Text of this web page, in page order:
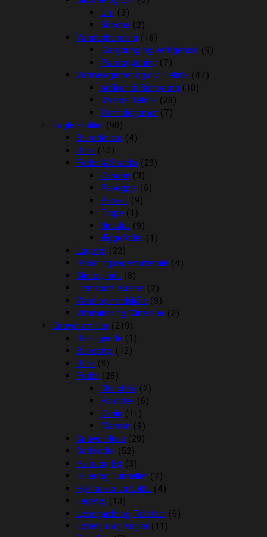
Lim (3)
Silicone (2)
Vandbehandling (16)
Klargøring og Vedligehold (9)
Plantegødning (7)
Varmelegemer og div. Teknik (47)
Artikler til Rengøring (10)
Diverse Teknik (28)
Varmelegemer (7)
Fugle artikler (90)
Bunddække (4)
Bure (10)
Foder & Snacks (29)
Kanarie (3)
Papegøje (6)
Parakit (9)
Trope (1)
Undulat (9)
Æggefoder (1)
Legetøj (22)
Reder og redemateriale (4)
Sidde pinde (8)
Transport Kasser (2)
Vand og madskåle (9)
Vitaminer og Mineraler (2)
Gnaver artikler (219)
Beroligende (1)
Bundstrø (12)
Bure (9)
Foder (28)
Chinchilla (2)
Hamster (6)
Kanin (11)
Marsvin (9)
Gnaver Huse (29)
Godbidder (52)
Halm og Hø (3)
Huler og Tunneller (7)
Hø hække og bolde (4)
Legetøj (13)
Løbegårde og Toiletter (6)
Løbehjul og Kugler (11)